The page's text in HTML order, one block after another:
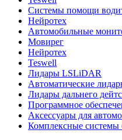
Системы помощи
Нейротех
Автомобильные
Мовирег
Нейротех
Teswell
Лидары LSLiDAR
Автоматические
Лидары дальнего
Программное
Аксессуары для
Комплексные системы